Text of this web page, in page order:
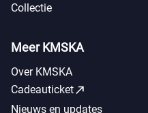
Collectie
Meer KMSKA
Over KMSKA
Cadeauticketcall_made
Nieuws en updates